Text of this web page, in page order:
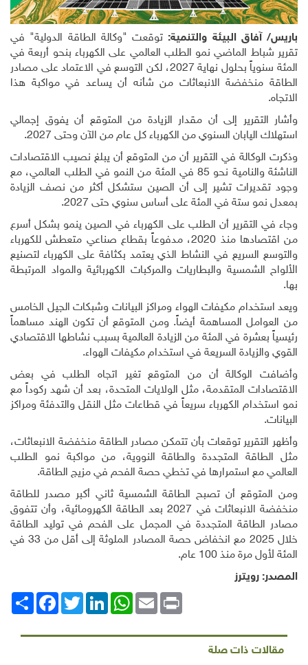
باريس/ آفاق البيئة والتنمية: توقعت "وكالة الطاقة الدولية" في
تقرير شباط الماضي نمو الطلب العالمي على الكهرباء بنحو أربعة في
المئة سنوياً بحلول نهاية 2027، لكن التوسع في الاعتماد على مصادر
الطاقة منخفضة الانبعاثات من شأنه أن يساعد في مواكبة هذا
الاتجاه.
وأشار التقرير إلى أن مقدار الزيادة من المتوقع أن يفوق إجمالي
استهلاك اليابان السنوي من الكهرباء كل عام من الآن وحتى 2027
.
وذكرت الوكالة في التقرير أن من المتوقع أن يبلغ نصيب الاقتصادات
الناشئة والنامية نحو 85 في المئة من النمو في الطلب العالمي، مع
وجود تقديرات تشير إلى أن الصين ستشكل أكثر من نصف الزيادة
بمعدل نمو ستة في المئة على أساس سنوي حتى 2027
.
وجاء في التقرير أن الطلب على الكهرباء في الصين ينمو بشكل أسرع
من اقتصادها منذ 2020، مدفوعاً بقطاع صناعي متعطش للكهرباء
والتوسع السريع في النشاط الذي يعتمد بكثافة على الكهرباء لتصنيع
الألواح الشمسية والبطاريات والمركبات الكهربائية والمواد المرتبطة
بها.
ويعد استخدام مكيفات الهواء ومراكز البيانات وشبكات الجيل الخامس
من العوامل المساهمة أيضاً. ومن المتوقع أن تكون الهند مساهماً
رئيسياً بعشرة في المئة من الزيادة العالمية بسبب نشاطها الاقتصادي
القوي والزيادة السريعة في استخدام مكيفات الهواء.
وأضافت الوكالة أن من المتوقع تغير اتجاه الطلب في بعض
الاقتصادات المتقدمة، مثل الولايات المتحدة، بعد أن شهد ركوداً مع
نمو استخدام الكهرباء سريعاً في قطاعات مثل النقل والتدفئة ومراكز
البيانات.
وأظهر التقرير توقعات بأن تتمكن مصادر الطاقة منخفضة الانبعاثات،
مثل الطاقة المتجددة والطاقة النووية، من مواكبة نمو الطلب
العالمي مع استمرارها في تخطي حصة الفحم في مزيج الطاقة.
ومن المتوقع أن تصبح الطاقة الشمسية ثاني أكبر مصدر للطاقة
منخفضة الانبعاثات في 2027 بعد الطاقة الكهرومائية، وأن تتفوق
مصادر الطاقة المتجددة في المجمل على الفحم في توليد الطاقة
خلال 2025 مع انخفاض حصة المصادر الملوثة إلى أقل من 33 في
المئة لأول مرة منذ 100 عام
.
المصدر: رويترز
انشر
FacebookTwitterLinkedIn
WhatsAppEmail Print
مقالات ذات صلة